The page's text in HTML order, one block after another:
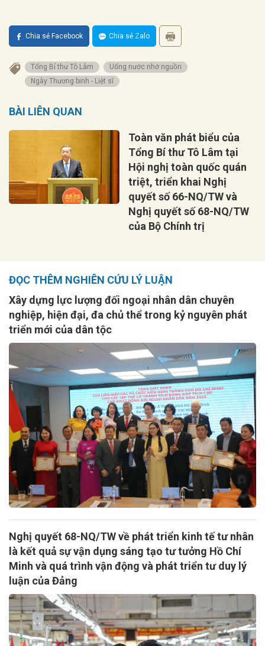
Chia sẻ Facebook Chia sẻ Zalo
Tổng Bí thư Tô Lâm
Uống nước nhớ nguồn
Ngày Thương binh - Liệt sĩ
BÀI LIÊN QUAN
Toàn văn phát biểu của
Tổng Bí thư Tô Lâm tại
Hội nghị toàn quốc quán
triệt, triển khai Nghị
quyết số 66-NQ/TW và
Nghị quyết số 68-NQ/TW
của Bộ Chính trị
ĐỌC THÊM NGHIÊN CỨU LÝ LUẬN
Xây dựng lực lượng đối ngoại nhân dân chuyên
nghiệp, hiện đại, đa chủ thể trong kỷ nguyên phát
triển mới của dân tộc
Nghị quyết 68-NQ/TW về phát triển kinh tế tư nhân
là kết quả sự vận dụng sáng tạo tư tưởng Hồ Chí
Minh và quá trình vận động và phát triển tư duy lý
luận của Đảng